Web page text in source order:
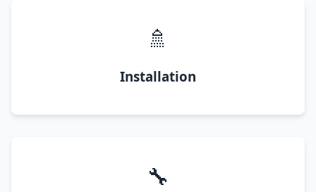
🚿
Installation
🔧